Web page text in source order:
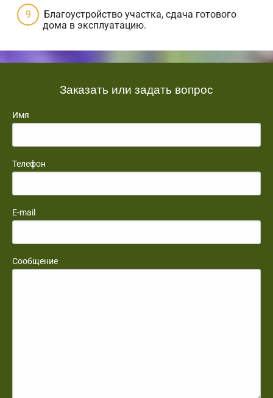
Благоустройство участка, сдача готового
дома в эксплуатацию.
Заказать или задать вопрос
Имя
Телефон
E-mail
Сообщение